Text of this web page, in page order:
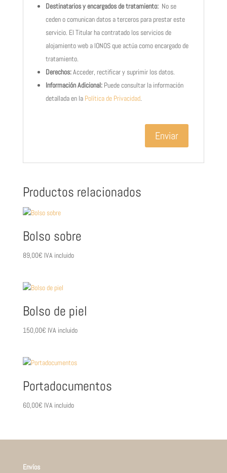
Destinatarios y encargados de tratamiento:No se
ceden o comunican datos a terceros para prestar este
servicio. El Titular ha contratado los servicios de
alojamiento web a IONOS que actúa como encargado de
tratamiento.
Derechos:Acceder, rectificar y suprimir los datos.
Información Adicional:Puede consultar la información
detallada en la Política de Privacidad.
Productos relacionados
Bolso sobre
89,00€ IVA incluido
Bolso de piel
150,00€ IVA incluido
Portadocumentos
60,00€ IVA incluido
Envíos